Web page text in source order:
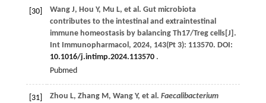
[30] Wang J, Hou Y, Mu L, et al. Gut microbiota
contributes to the intestinal and extraintestinal
immune homeostasis by balancing Th17/Treg cells[J].
Int Immunopharmacol, 2024, 143(Pt 3): 113570. DOI:
10.1016/j.intimp.2024.113570.
Pubmed
[31] Zhou L, Zhang M, Wang Y, et al. Faecalibacterium